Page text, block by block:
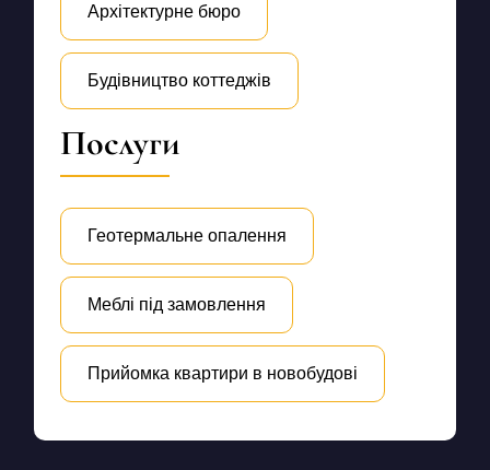
Архітектурне бюро
Будівництво коттеджів
Послуги
Геотермальне опалення
Меблі під замовлення
Прийомка квартири в новобудові